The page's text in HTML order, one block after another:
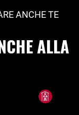
ANCHE TE
ALLA